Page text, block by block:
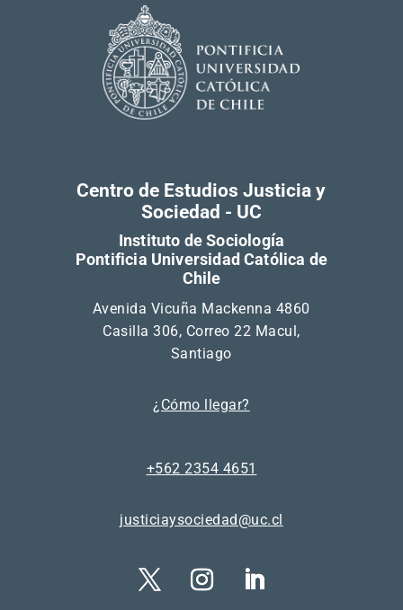
Centro de Estudios Justicia y
Sociedad - UC
Instituto de Sociología
Pontificia Universidad Católica de
Chile
Avenida Vicuña Mackenna 4860
Casilla 306, Correo 22 Macul,
Santiago
¿Cómo llegar?
+562 2354 4651
justiciaysociedad@uc.cl